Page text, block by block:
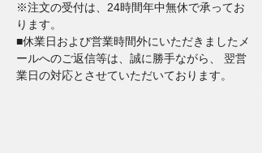
※注文の受付は、24時間年中無休で承ってお
ります。
■休業日および営業時間外にいただきましたメ
ールへのご返信等は、誠に勝手ながら、 翌営
業日の対応とさせていただいております。